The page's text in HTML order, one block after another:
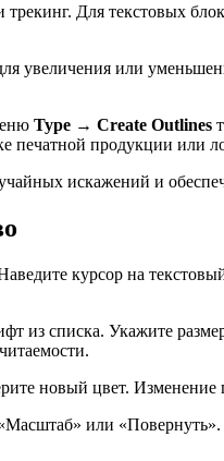
Для текстовых
увеличения или
Type → Create Outlines
печатной продукции или
искажений и
курсор на
списка. Укажите
новый цвет. Изменение
или «Повернуть».